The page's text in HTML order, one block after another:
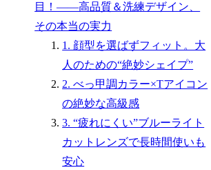
目！――高品質＆洗練デザイン、
その本当の実力
1. 顔型を選ばずフィット。大
人のための“絶妙シェイプ”
2. べっ甲調カラー×Tアイコン
の絶妙な高級感
3. “疲れにくい”ブルーライト
カットレンズで長時間使いも
安心